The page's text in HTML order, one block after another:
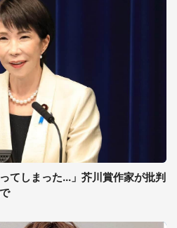
てしまった...」芥川賞作家が批判